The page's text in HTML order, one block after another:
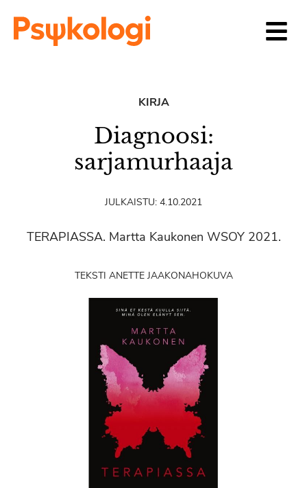
KIRJA
Diagnoosi:
sarjamurhaaja
JULKAISTU: 4.10.2021
TERAPIASSA. Martta Kaukonen WSOY 2021.
TEKSTI ANETTE JAAKONAHOKUVA